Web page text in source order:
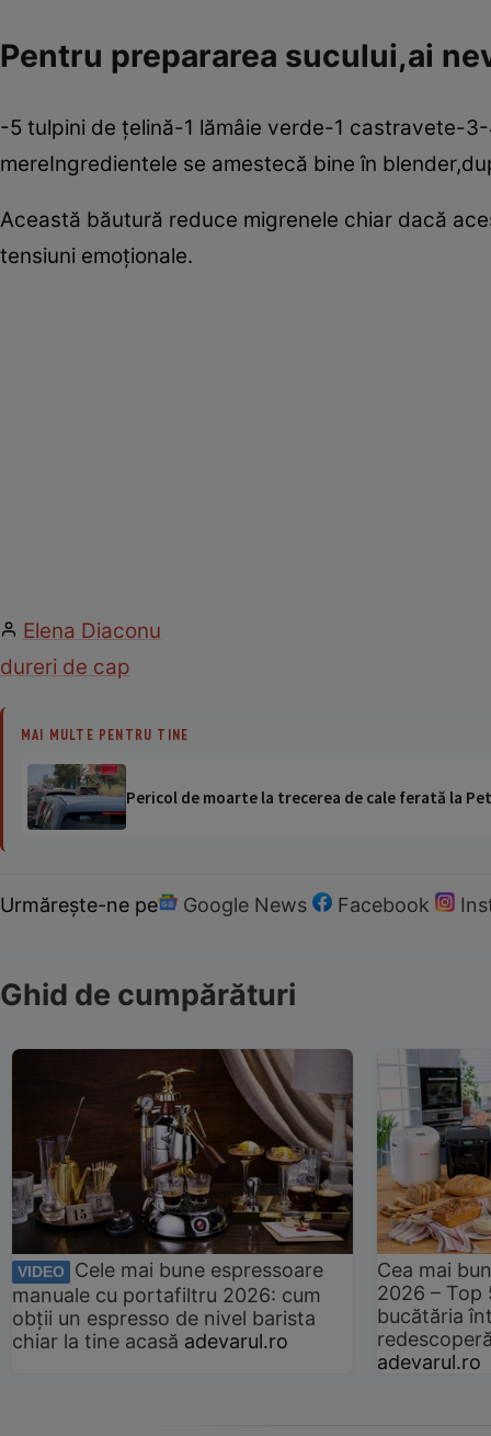
Pentru prepararea sucului,ai
-5 tulpini de ţelină-1 lămâie verde-1 castravete-
mereIngredientele se amestecă bine în
Această băutură reduce migrenele chiar dacă
tensiuni emoţionale.
Elena Diaconu
dureri de cap
MAI MULTE PENTRU TINE
Pericol de moarte la trecerea de cale ferată la
Urmărește-ne pe Google News Facebook
Ghid de cumpărături
VIDEO
Cele mai bune espressoare
manuale cu portafiltru 2026: cum
obții un espresso de nivel barista
chiar la tine acasă adevarul.ro
Cea mai
2026 –
bucătăria
adevarul.ro